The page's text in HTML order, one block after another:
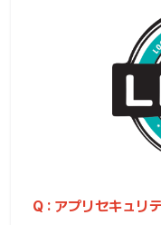
Q : アプリセキュリ